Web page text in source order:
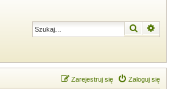
Szukaj
Zaloguj się
Zarejestruj się